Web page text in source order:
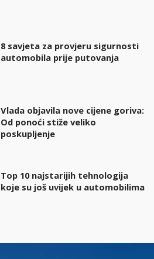
8 savjeta za provjeru sigurnosti
automobila prije putovanja
Vlada objavila nove cijene goriva:
Od ponoći stiže veliko
poskupljenje
Top 10 najstarijih tehnologija
koje su još uvijek u automobilima